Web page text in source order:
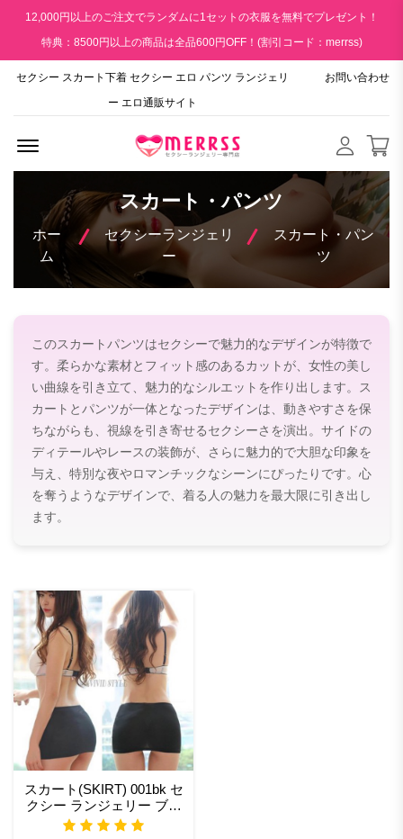
12,000円以上のご注文でランダムに1セットの衣服を無料でプレゼント！
特典：8500円以上の商品は全品600円OFF！(割引コード：merrss)
セクシー スカート下着 セクシー エロ パンツ ランジェリ
ー エロ通販サイト
お問い合わせ
スカート・パンツ
ホー
ム
セクシーランジェリ
ー
スカート・パン
ツ
このスカートパンツはセクシーで魅力的なデザインが特徴で
す。柔らかな素材とフィット感のあるカットが、女性の美し
い曲線を引き立て、魅力的なシルエットを作り出します。ス
カートとパンツが一体となったデザインは、動きやすさを保
ちながらも、視線を引き寄せるセクシーさを演出。サイドの
ディテールやレースの装飾が、さらに魅力的で大胆な印象を
与え、特別な夜やロマンチックなシーンにぴったりです。心
を奪うようなデザインで、着る人の魅力を最大限に引き出し
ます。
スカート(SKIRT) 001bk セ
クシー ランジェリー ブラ
ンド